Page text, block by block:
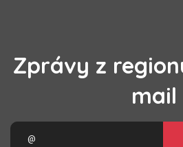
Zprávy z
mail